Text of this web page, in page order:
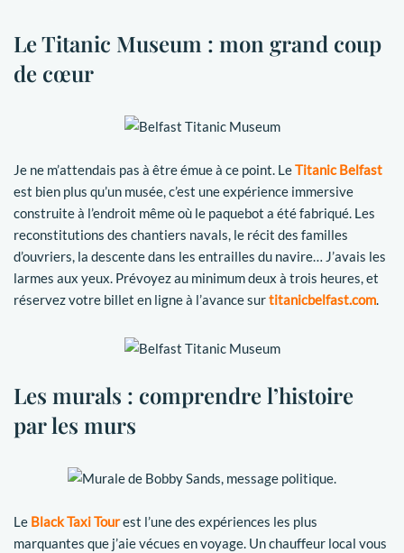
Le Titanic Museum : mon grand coup
de cœur
Je ne m’attendais pas à être émue à ce point. LeTitanic Belfast
est bien plus qu’un musée, c’est une expérience immersive
construite à l’endroit même où le paquebot a été fabriqué. Les
reconstitutions des chantiers navals, le récit des familles
d’ouvriers, la descente dans les entrailles du navire… J’avais les
larmes aux yeux. Prévoyez au minimum deux à trois heures, et
réservez votre billet en ligne à l’avance surtitanicbelfast.com.
Les murals : comprendre l’histoire
par les murs
Le Black Taxi Tourest l’une des expériences les plus
marquantes que j’aie vécues en voyage. Un chauffeur local vous